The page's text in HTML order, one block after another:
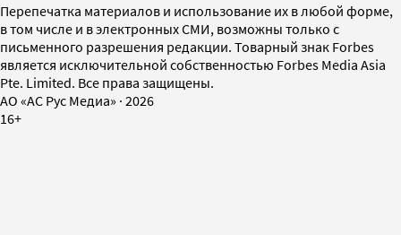
Перепечатка материалов и использование их в любой форме,
в том числе и в электронных СМИ, возможны только с
письменного разрешения редакции. Товарный знак Forbes
является исключительной собственностью Forbes Media Asia
Pte. Limited. Все права защищены.
AO «АС Рус Медиа» · 2026
16+